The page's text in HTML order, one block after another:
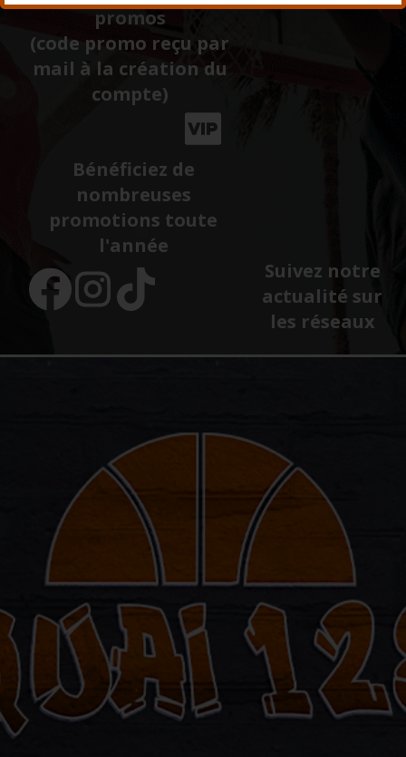
promos
(code promo reçu par
mail à la création du
compte)
Bénéficiez de
nombreuses
promotions toute
l'année
Suivez notre
actualité sur
les réseaux